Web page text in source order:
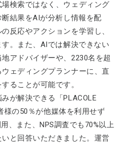
検索ではなく、ウェディング
結果をAIが分析し情報を配
反応やアクションを学習し、
。また、AIでは解決できない
アドバイザーや、2230名を超
ェディングプランナーに、直
ることが可能です。
が解決できる「PLACOLE
様の50％が他媒体を利用せず
、また、NPS調査でも70%以上
と回答いただきました。運営